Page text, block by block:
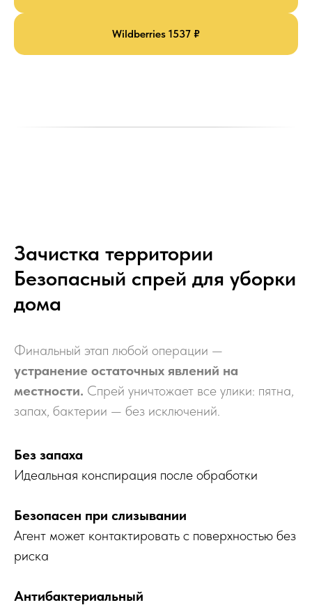
Wildberries 1537 ₽
Зачистка территории
Безопасный спрей для уборки
дома
Финальный этап любой операции —
устранение остаточных явлений на
местности. Спрей уничтожает все улики: пятна,
запах, бактерии — без исключений.
Без запаха
Идеальная конспирация после обработки
Безопасен при слизывании
Агент может контактировать с поверхностью без
риска
Антибактериальный